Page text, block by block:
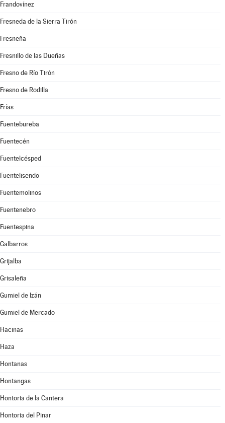
Frandovínez
Fresneda de la Sierra Tirón
Fresneña
Fresnillo de las Dueñas
Fresno de Río Tirón
Fresno de Rodilla
Frías
Fuentebureba
Fuentecén
Fuentelcésped
Fuentelisendo
Fuentemolinos
Fuentenebro
Fuentespina
Galbarros
Grijalba
Grisaleña
Gumiel de Izán
Gumiel de Mercado
Hacinas
Haza
Hontanas
Hontangas
Hontoria de la Cantera
Hontoria del Pinar